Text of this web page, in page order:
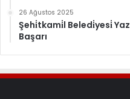
26 Ağustos 2025
Şehi̇tkami̇l Beledi̇yesi̇
Başarı